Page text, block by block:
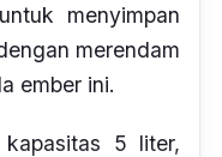
menyimpan
merendam
ember ini.
kapasitas 5 liter,